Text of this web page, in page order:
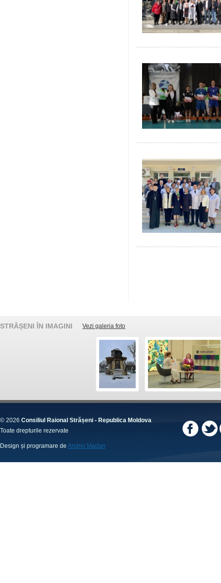
STRĂȘENI ÎN IMAGINI Vezi galeria foto
© 2026 Consiliul Raional Strășeni - Republica Moldova
Toate drepturile rezervate
Design și programare de Andrei Madan